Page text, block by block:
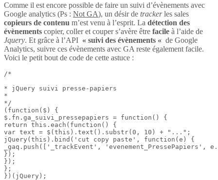
Comme il est encore possible de faire un suivi d’évènements avec
Google analytics (Ps : Not GA), un désir de trackerles sales
copieurs de contenu m’est venu à l’esprit. La détection des
évènements copier, coller et couper s’avère être facile à l’aide de
Jquery. Et grâce à l’API « suivi des évènements « de Google
Analytics, suivre ces évènements avec GA reste également facile.
Voici le petit bout de code de cette astuce :
/*
* jQuery suivi presse-papiers
*
*/
(function($) {
$.fn.ga_suivi_pressepapiers = function() {
return this.each(function() {
var text = $(this).text().substr(0, 10) + "...";
jQuery(this).bind('cut copy paste', function(e) {
_gaq.push(['_trackEvent', 'evenement_PressePapiers',
});
});
};
})(jQuery);